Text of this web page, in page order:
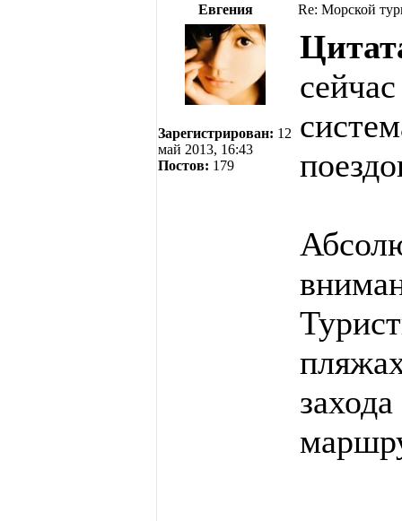
Евгения
Re: Морской
Зарегистрирован: 12
май 2013, 16:43
Постов: 179